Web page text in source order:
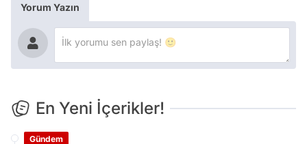
Yorum Yazın
En Yeni İçerikler!
Gündem